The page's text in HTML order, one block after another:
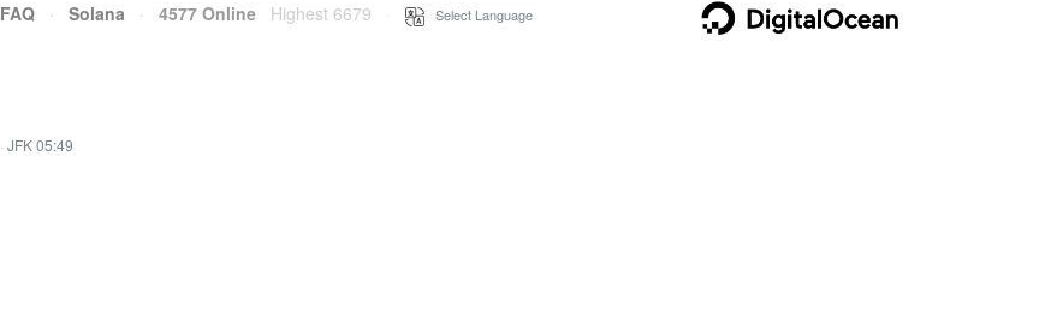
FAQ · Solana · 4577 Online Highest 6679 Select Language
· JFK 05:49